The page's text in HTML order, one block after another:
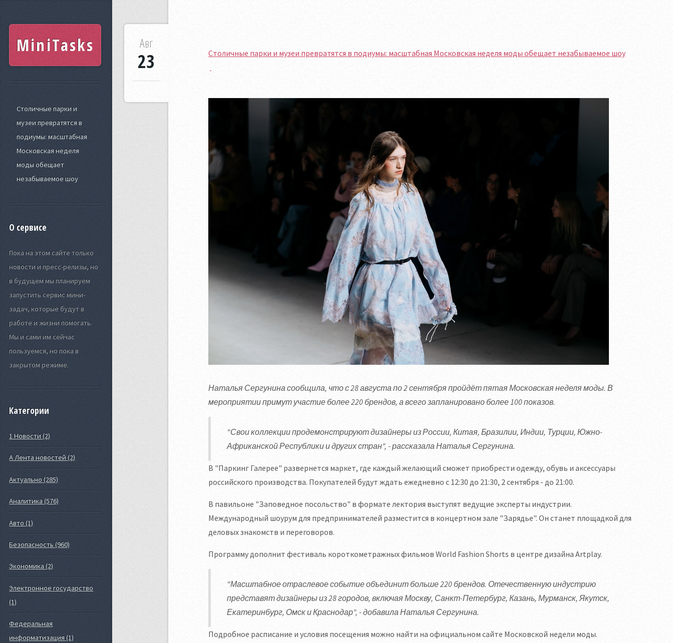
MiniTasks
Столичные парки и
музеи превратятся в
подиумы: масштабная
Московская неделя
моды обещает
незабываемое шоу
О сервисе
Пока на этом сайте только
новости и пресс-релизы, но
в будущем мы планируем
запустить сервис мини-
задач, которые будут в
работе и жизни помогать.
Мы и сами им сейчас
пользуемся, но пока в
закрытом режиме.
Категории
1 Новости (2)
А Лента новостей (2)
Актуально (285)
Аналитика (576)
Авто (1)
Безопасность (960)
Экономика (2)
Электронное государство
(1)
Федеральная
информатизация (1)
Столичные парки и музеи превратятся в подиумы: масштабная Московская неделя моды обещает незабываемое шоу
Авг
23
Наталья Сергунина сообщила, что с 28 августа по 2 сентября пройдёт пятая Московская неделя моды. В
мероприятии примут участие более 220 брендов, а всего запланировано более 100 показов.
"Свои коллекции продемонстрируют дизайнеры из России, Китая, Бразилии, Индии, Турции, Южно-
Африканской Республики и других стран", - рассказала Наталья Сергунина.
В "Паркинг Галерее" развернется маркет, где каждый желающий сможет приобрести одежду, обувь и аксессуары
российского производства. Покупателей будут ждать ежедневно с 12:30 до 21:30, 2 сентября - до 21:00.
В павильоне "Заповедное посольство" в формате лектория выступят ведущие эксперты индустрии.
Международный шоурум для предпринимателей разместится в концертном зале "Зарядье". Он станет площадкой для
деловых знакомств и переговоров.
Программу дополнит фестиваль короткометражных фильмов World Fashion Shorts в центре дизайна Artplay.
"Масштабное отраслевое событие объединит больше 220 брендов. Отечественную индустрию
представят дизайнеры из 28 городов, включая Москву, Санкт-Петербург, Казань, Мурманск, Якутск,
Екатеринбург, Омск и Краснодар", - добавила Наталья Сергунина.
Подробное расписание и условия посещения можно найти на официальном сайте Московской недели моды.